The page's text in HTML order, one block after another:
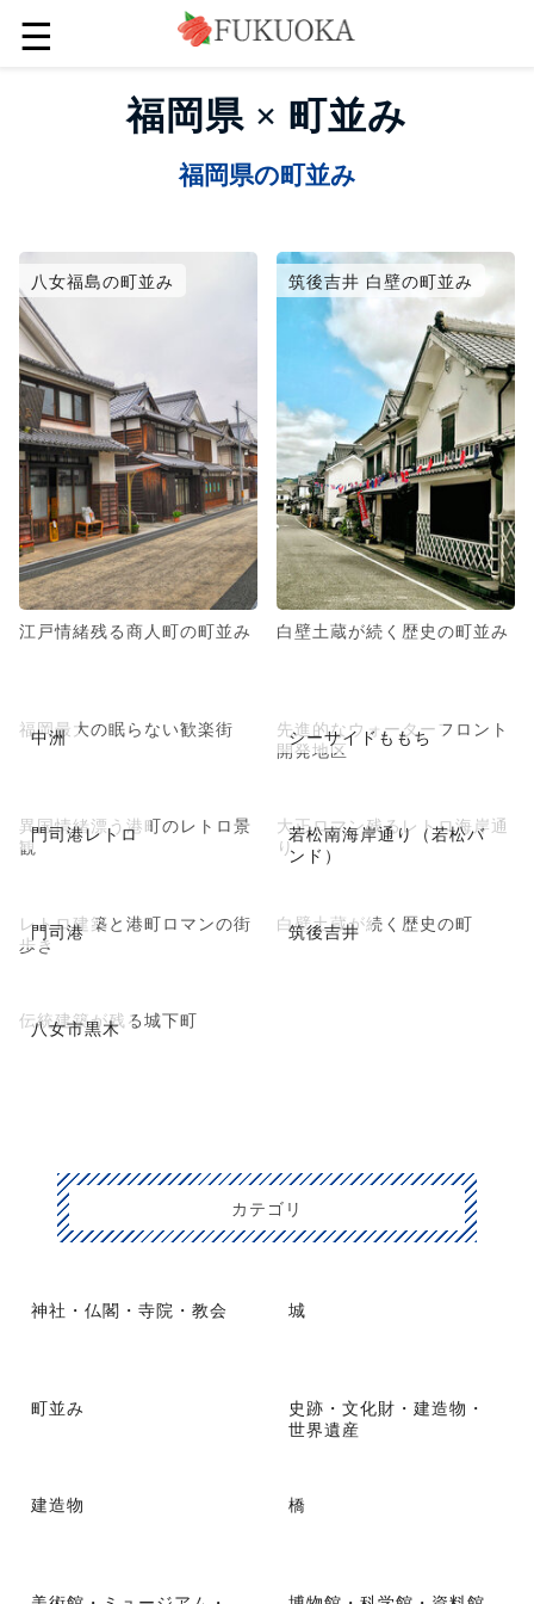
☰
福岡県 × 町並み
福岡県の町並み
八女福島の町並み
江戸情緒残る商人町の町並み
筑後吉井 白壁の町並み
白壁土蔵が続く歴史の町並み
中洲
福岡最大の眠らない歓楽街 シーサイドももち
先進的なウォーターフロント
開発地区
門司港レトロ
異国情緒漂う港町のレトロ景
観
若松南海岸通り（若松バ
ンド）
大正ロマン残るレトロ海岸通
り
門司港
レトロ建築と港町ロマンの街
歩き
筑後吉井
白壁土蔵が続く歴史の町
八女市黒木
伝統建築が残る城下町
カテゴリ
神社・仏閣・寺院・教会 城
町並み
史跡・文化財・建造物・
世界遺産
建造物 橋